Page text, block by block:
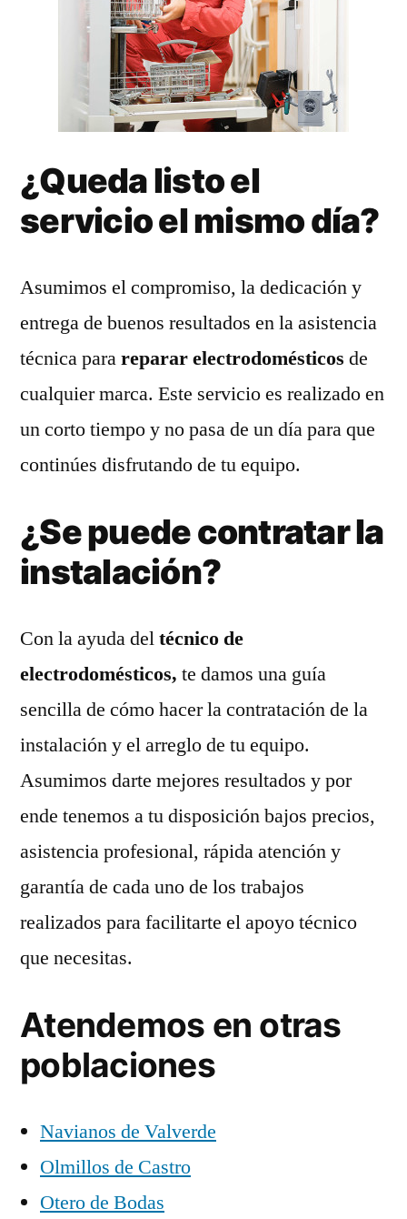
¿Queda listo el
servicio el mismo día?
Asumimos el compromiso, la dedicación y
entrega de buenos resultados en la asistencia
técnica parareparar electrodomésticos de
cualquier marca. Este servicio es realizado en
un corto tiempo y no pasa de un día para que
continúes disfrutando de tu equipo.
¿Se puede contratar la
instalación?
Con la ayuda deltécnico de
electrodomésticos, te damos una guía
sencilla de cómo hacer la contratación de la
instalación y el arreglo de tu equipo.
Asumimos darte mejores resultados y por
ende tenemos a tu disposición bajos precios,
asistencia profesional, rápida atención y
garantía de cada uno de los trabajos
realizados para facilitarte el apoyo técnico
que necesitas.
Atendemos en otras
poblaciones
Navianos de Valverde
Olmillos de Castro
Otero de Bodas